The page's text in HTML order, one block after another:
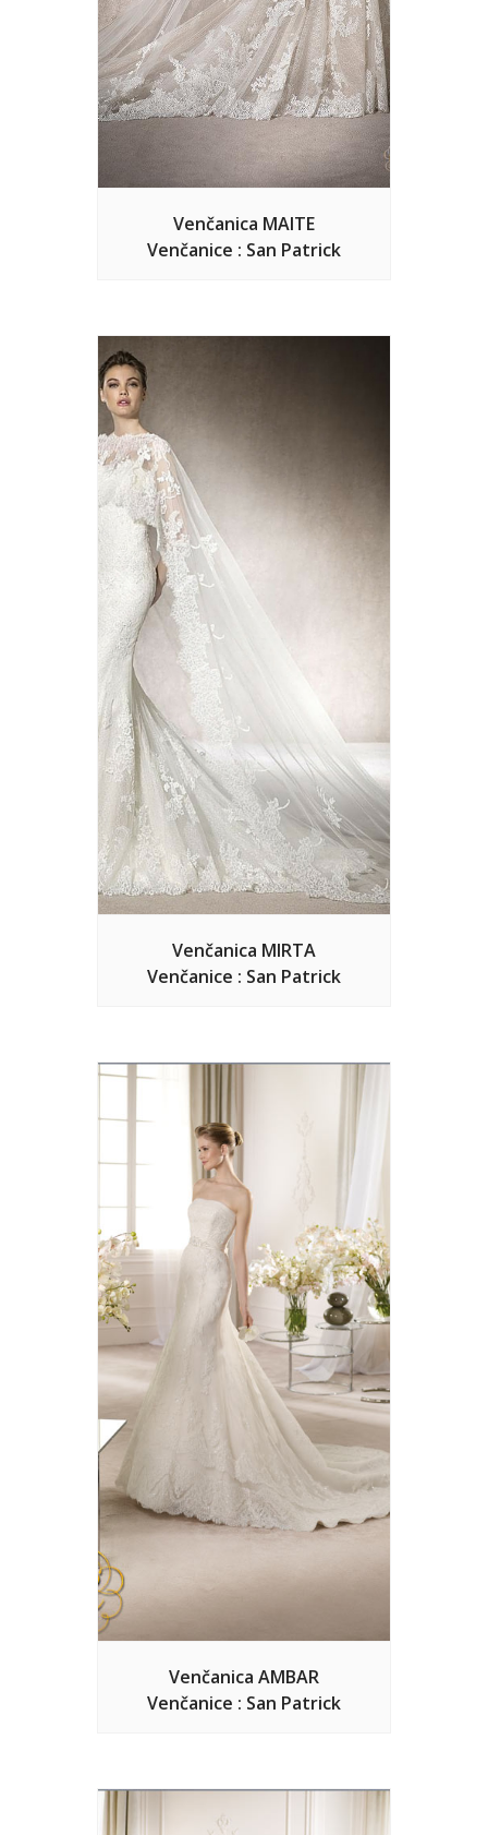
Venčanica MAITE
Venčanice : San Patrick
Venčanica MIRTA
Venčanice : San Patrick
Venčanica AMBAR
Venčanice : San Patrick